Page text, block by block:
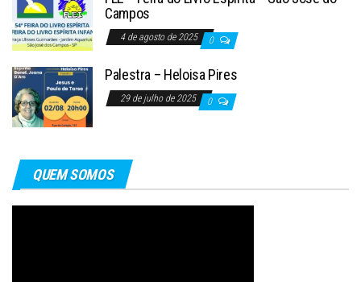
Campos
4 de agosto de 2025 0
Palestra – Heloisa Pires
29 de julho de 2025 0
QUEM SOMOS